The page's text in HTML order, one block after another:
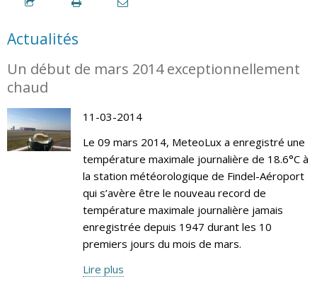
Actualités
Un début de mars 2014 exceptionnellement
chaud
11-03-2014
Le 09 mars 2014, MeteoLux a enregistré une
température maximale journalière de 18.6°C à
la station météorologique de Findel-Aéroport
qui s’avère être le nouveau record de
température maximale journalière jamais
enregistrée depuis 1947 durant les 10
premiers jours du mois de mars.
Lire plus